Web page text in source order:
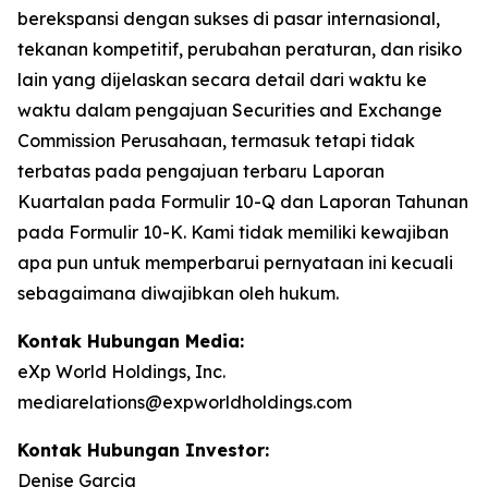
berekspansi dengan sukses di pasar internasional,
tekanan kompetitif, perubahan peraturan, dan risiko
lain yang dijelaskan secara detail dari waktu ke
waktu dalam pengajuan Securities and Exchange
Commission Perusahaan, termasuk tetapi tidak
terbatas pada pengajuan terbaru Laporan
Kuartalan pada Formulir 10-Q dan Laporan Tahunan
pada Formulir 10-K. Kami tidak memiliki kewajiban
apa pun untuk memperbarui pernyataan ini kecuali
sebagaimana diwajibkan oleh hukum.
Kontak Hubungan Media:
eXp World Holdings, Inc.
mediarelations@expworldholdings.com
Kontak Hubungan Investor:
Denise Garcia